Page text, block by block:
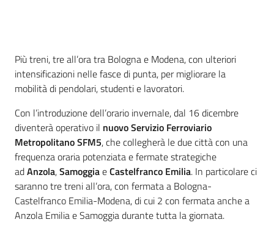
Introduzione
Più treni, tre all’ora tra Bologna e Modena, con ulteriori
intensificazioni nelle fasce di punta, per migliorare la
mobilità di pendolari, studenti e lavoratori.
Con l’introduzione dell’orario invernale, dal 16 dicembre
diventerà operativo il nuovo Servizio Ferroviario
Metropolitano SFM5, che collegherà le due città con una
frequenza oraria potenziata e fermate strategiche
adAnzola,SamoggiaeCastelfranco Emilia. In particolare ci
saranno tre treni all’ora, con fermata a Bologna-
Castelfranco Emilia-Modena, di cui 2 con fermata anche a
Anzola Emilia e Samoggia durante tutta la giornata.